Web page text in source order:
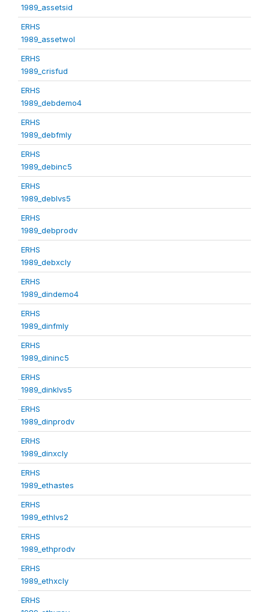
1989_assetsid
ERHS
1989_assetwol
ERHS
1989_crisfud
ERHS
1989_debdemo4
ERHS
1989_debfmly
ERHS
1989_debinc5
ERHS
1989_deblvs5
ERHS
1989_debprodv
ERHS
1989_debxcly
ERHS
1989_dindemo4
ERHS
1989_dinfmly
ERHS
1989_dininc5
ERHS
1989_dinklvs5
ERHS
1989_dinprodv
ERHS
1989_dinxcly
ERHS
1989_ethastes
ERHS
1989_ethlvs2
ERHS
1989_ethprodv
ERHS
1989_ethxcly
ERHS